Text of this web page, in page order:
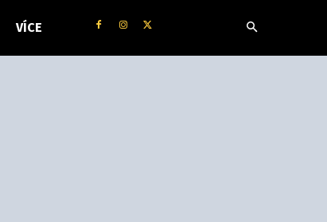
VÍCE